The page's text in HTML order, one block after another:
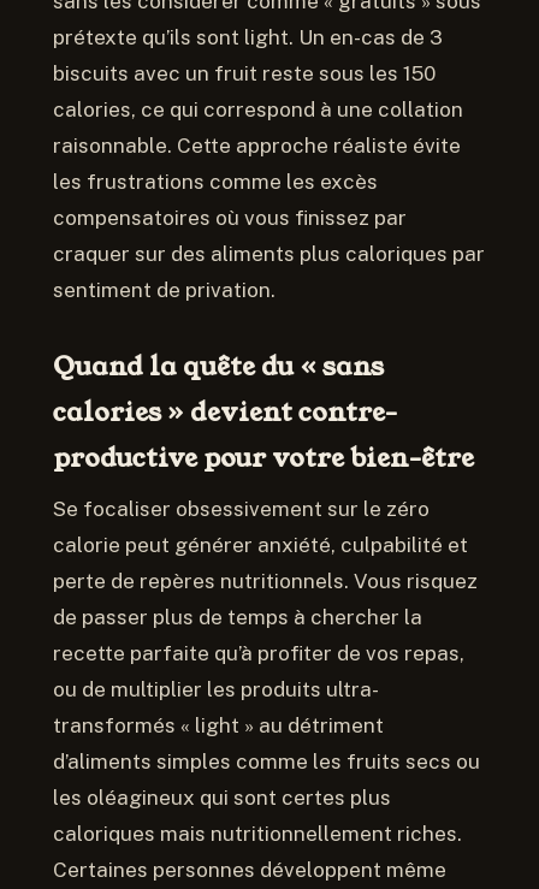
prétexte qu’ils sont light. Un en-cas de 3
biscuits avec un fruit reste sous les 150
calories, ce qui correspond à une collation
raisonnable. Cette approche réaliste évite
les frustrations comme les excès
compensatoires où vous finissez par
craquer sur des aliments plus caloriques par
sentiment de privation.
Quand la quête du « sans
calories » devient contre-
productive pour votre bien-être
Se focaliser obsessivement sur le zéro
calorie peut générer anxiété, culpabilité et
perte de repères nutritionnels. Vous risquez
de passer plus de temps à chercher la
recette parfaite qu’à profiter de vos repas,
ou de multiplier les produits ultra-
transformés « light » au détriment
d’aliments simples comme les fruits secs ou
les oléagineux qui sont certes plus
caloriques mais nutritionnellement riches.
Certaines personnes développent même